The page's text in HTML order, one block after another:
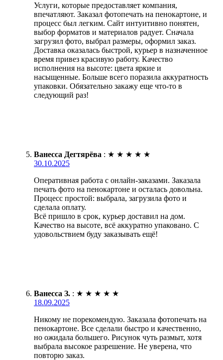
Услуги, которые предоставляет компания,
впечатляют. Заказал фотопечать на пенокартоне, и
процесс был легким. Сайт интуитивно понятен,
выбор форматов и материалов радует. Сначала
загрузил фото, выбрал размеры, оформил заказ.
Доставка оказалась быстрой, курьер в назначенное
время привез красивую работу. Качество
исполнения на высоте: цвета яркие и
насыщенные. Больше всего поразила аккуратность
упаковки. Обязательно закажу еще что-то в
следующий раз!
Ванесса Дегтярёва : ★ ★ ★ ★ ★
30.10.2025
Оперативная работа с онлайн-заказами. Заказала
печать фото на пенокартоне и осталась довольна.
Процесс простой: выбрала, загрузила фото и
сделала оплату.
Всё пришло в срок, курьер доставил на дом.
Качество на высоте, всё аккуратно упаковано. С
удовольствием буду заказывать ещё!
Ванесса З. : ★ ★ ★ ★ ★
18.09.2025
Никому не порекомендую. Заказала фотопечать на
пенокартоне. Все сделали быстро и качественно,
но ожидала большего. Рисунок чуть размыт, хотя
выбрала высокое разрешение. Не уверена, что
повторю заказ.